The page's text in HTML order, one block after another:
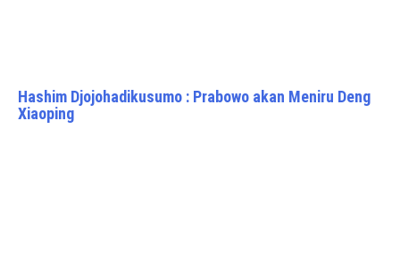
Hashim Djojohadikusumo : Prabowo akan Meniru Deng
Xiaoping